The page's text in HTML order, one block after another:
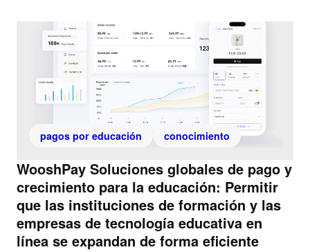
pagos por educación conocimiento
WooshPay Soluciones globales de pago y
crecimiento para la educación: Permitir
que las instituciones de formación y las
empresas de tecnología educativa en
línea se expandan de forma eficiente